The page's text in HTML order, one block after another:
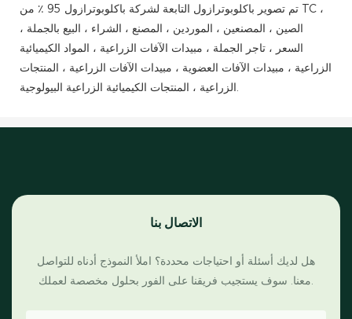
تم تصوير باكلوبوترازول التابعة لشركة باكلوبوترازول 95 ٪ من TC ،
الصين ، المصنعين ، الموردين ، المصنع ، الشراء ، البيع بالجملة ،
السعر ، تاجر الجملة ، مبيدات الآفات الزراعية ، المواد الكيميائية
الزراعية ، مبيدات الآفات العضوية ، مبيدات الآفات الزراعية ، المنتجات
الزراعية ، المنتجات الكيميائية الزراعية البيولوجية.
الاتصال بنا
هل لديك أسئلة أو احتياجات محددة؟ املأ النموذج أدناه للتواصل